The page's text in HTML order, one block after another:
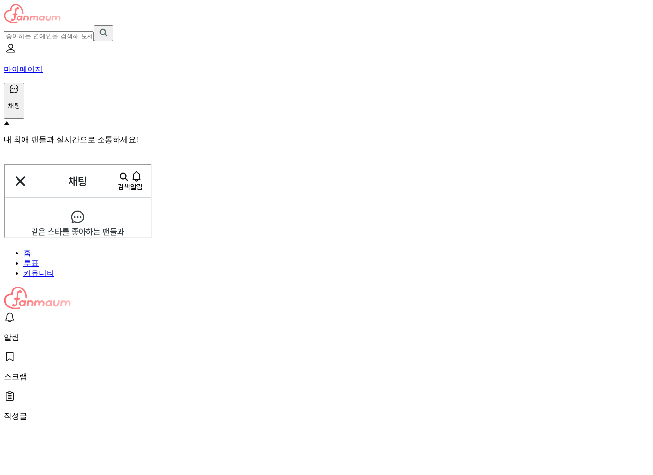
마이페이지
채팅
내 최애 팬들과 실시간으로 소통하세요!
홈
투표
커뮤니티
알림
스크랩
작성글